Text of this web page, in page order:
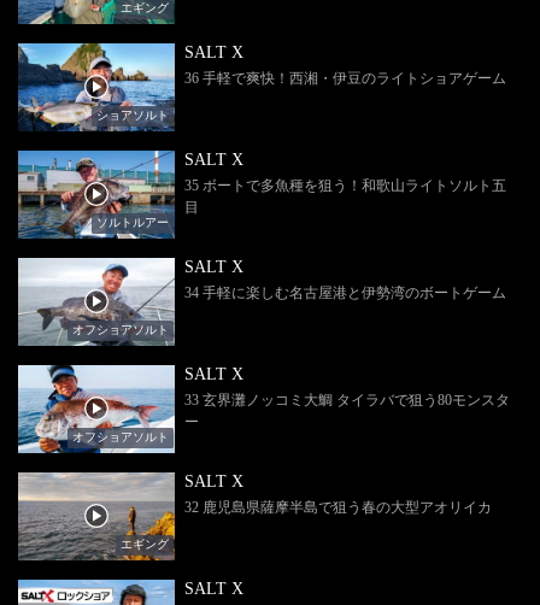
エギング
ショアソルト
SALT X
36 手軽で爽快！西湘・伊豆のライトショアゲーム
ソルトルアー
SALT X
35 ボートで多魚種を狙う！和歌山ライトソルト五
目
オフショアソルト
SALT X
34 手軽に楽しむ名古屋港と伊勢湾のボートゲーム
オフショアソルト
SALT X
33 玄界灘ノッコミ大鯛 タイラバで狙う80モンスタ
ー
エギング
SALT X
32 鹿児島県薩摩半島で狙う春の大型アオリイカ
SALT X